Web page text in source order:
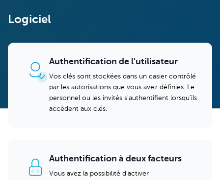
Logiciel
Authentification de l'utilisateur
Vos clés sont stockées dans un casier contrôlé
par les autorisations que vous avez définies. Le
personnel ou les invités s'authentifient lorsqu'ils
accèdent aux clés.
Authentification à deux facteurs
Vous avez la possibilité d'activer